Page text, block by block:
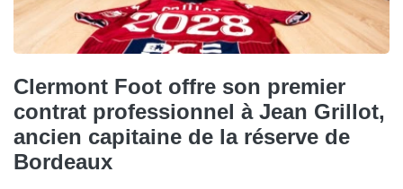
Clermont Foot offre son premier
contrat professionnel à Jean Grillot,
ancien capitaine de la réserve de
Bordeaux